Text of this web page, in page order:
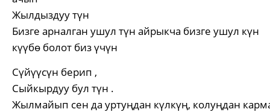
Жылдыздуу түн
Бизге арналган ушул түн айрыкча бизге ушул күн
күүбө болот биз үчүн
Сүйүүсүн берип ,
Сыйкырдуу бул түн .
Жылмайып сен да уртуңдан күлкүң, колуңдан